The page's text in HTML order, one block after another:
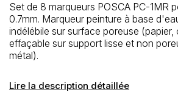
Set de 8 marqueurs POSCA PC-1MR
0.7mm. Marqueur peinture à base
indélébile sur surface poreuse
effaçable sur support lisse et non
métal).
Lire la description détaillée